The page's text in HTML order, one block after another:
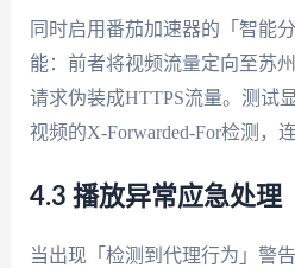
同时启用番茄加速器的「智能
能：前者将视频流量定向至苏
请求伪装成HTTPS流量。测试
视频的X-Forwarded-For检测，
4.3 播放异常应急处理
当出现「检测到代理行为」警